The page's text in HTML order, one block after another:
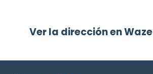
Ver la dirección en Waze